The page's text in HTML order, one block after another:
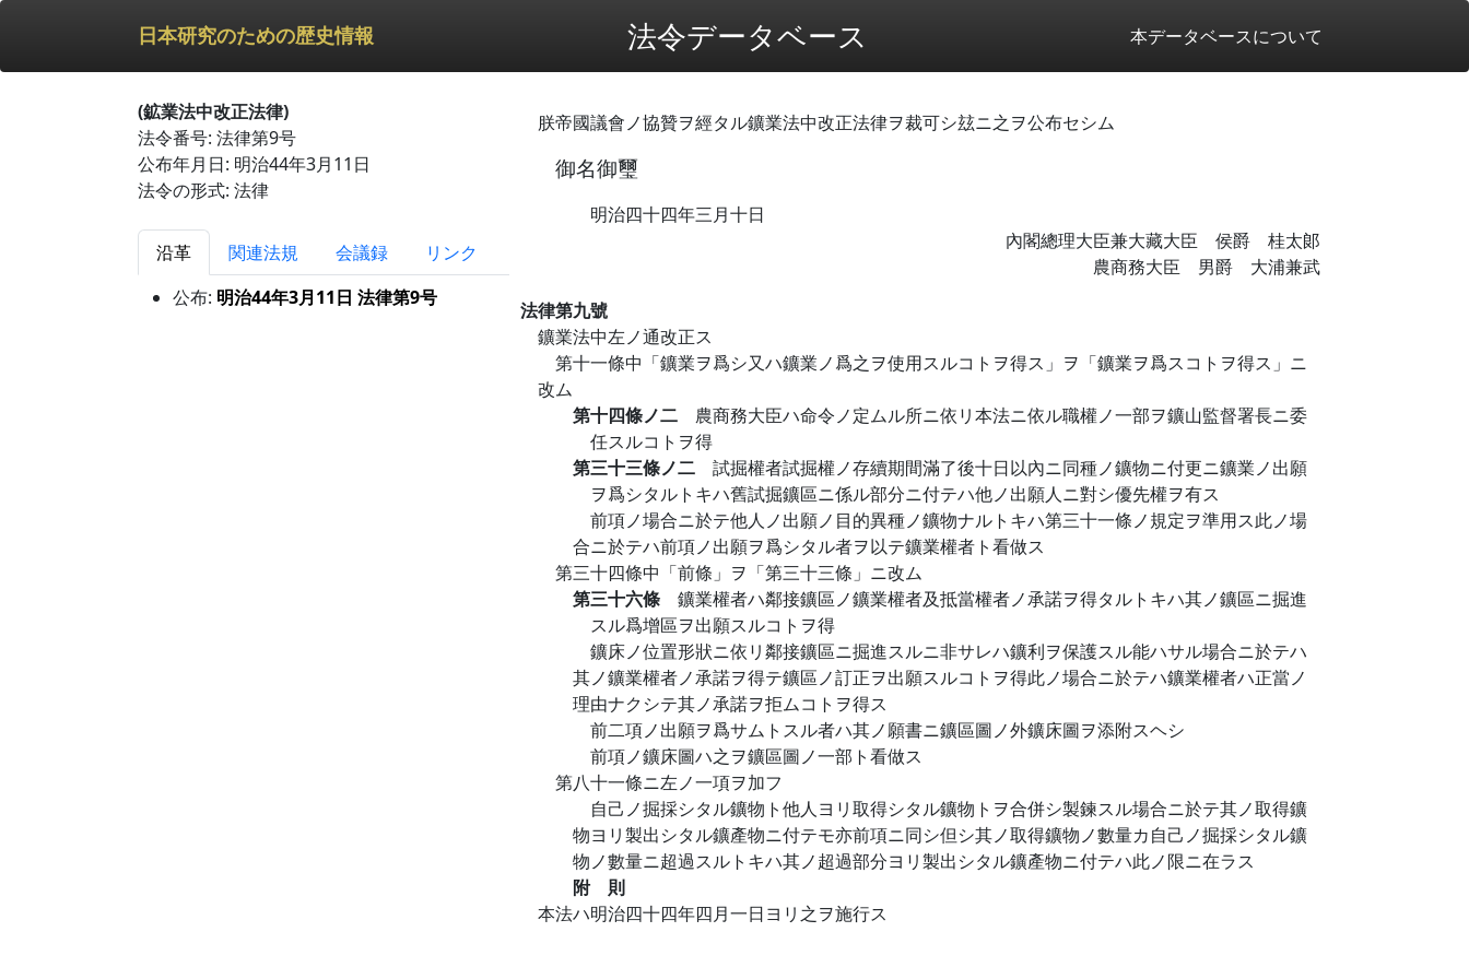
日本研究のための歴史情報 法令データベース 本データベースについて
(鉱業法中改正法律)
法令番号: 法律第9号
公布年月日: 明治44年3月11日
法令の形式: 法律
沿革 関連法規 会議録
リンク
公布: 明治44年3月11日 法律第9号
朕帝國議會ノ協贊ヲ經タル鑛業法中改正法律ヲ裁可シ玆ニ之ヲ公布セシム
御名御璽
明治四十四年三月十日
內閣總理大臣兼大藏大臣 侯爵 桂太郞
農商務大臣 男爵 大浦兼武
法律第九號
鑛業法中左ノ通改正ス
第十一條中「鑛業ヲ爲シ又ハ鑛業ノ爲之ヲ使用スルコトヲ得ス」ヲ「鑛業ヲ爲スコトヲ得ス」ニ
改ム
第十四條ノ二 農商務大臣ハ命令ノ定ムル所ニ依リ本法ニ依ル職權ノ一部ヲ鑛山監督署長ニ委
任スルコトヲ得
第三十三條ノ二 試掘權者試掘權ノ存續期間滿了後十日以內ニ同種ノ鑛物ニ付更ニ鑛業ノ出願
ヲ爲シタルトキハ舊試掘鑛區ニ係ル部分ニ付テハ他ノ出願人ニ對シ優先權ヲ有ス
前項ノ場合ニ於テ他人ノ出願ノ目的異種ノ鑛物ナルトキハ第三十一條ノ規定ヲ準用ス此ノ場
合ニ於テハ前項ノ出願ヲ爲シタル者ヲ以テ鑛業權者ト看做ス
第三十四條中「前條」ヲ「第三十三條」ニ改ム
第三十六條 鑛業權者ハ鄰接鑛區ノ鑛業權者及抵當權者ノ承諾ヲ得タルトキハ其ノ鑛區ニ掘進
スル爲增區ヲ出願スルコトヲ得
鑛床ノ位置形狀ニ依リ鄰接鑛區ニ掘進スルニ非サレハ鑛利ヲ保護スル能ハサル場合ニ於テハ
其ノ鑛業權者ノ承諾ヲ得テ鑛區ノ訂正ヲ出願スルコトヲ得此ノ場合ニ於テハ鑛業權者ハ正當ノ
理由ナクシテ其ノ承諾ヲ拒ムコトヲ得ス
前二項ノ出願ヲ爲サムトスル者ハ其ノ願書ニ鑛區圖ノ外鑛床圖ヲ添附スヘシ
前項ノ鑛床圖ハ之ヲ鑛區圖ノ一部ト看做ス
第八十一條ニ左ノ一項ヲ加フ
自己ノ掘採シタル鑛物ト他人ヨリ取得シタル鑛物トヲ合併シ製鍊スル場合ニ於テ其ノ取得鑛
物ヨリ製出シタル鑛產物ニ付テモ亦前項ニ同シ但シ其ノ取得鑛物ノ數量カ自己ノ掘採シタル鑛
物ノ數量ニ超過スルトキハ其ノ超過部分ヨリ製出シタル鑛產物ニ付テハ此ノ限ニ在ラス
附 則
本法ハ明治四十四年四月一日ヨリ之ヲ施行ス